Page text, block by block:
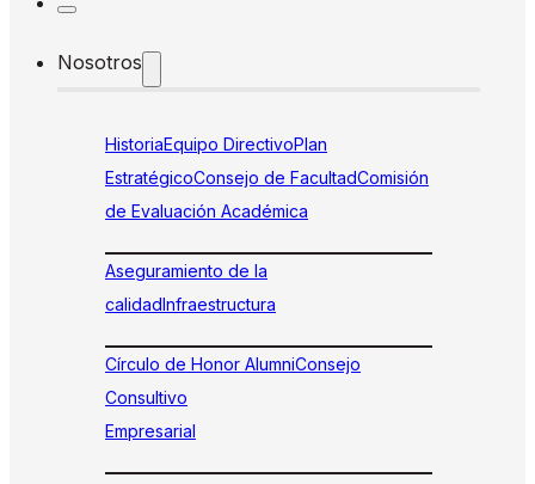
Nosotros
HistoriaEquipo DirectivoPlan
EstratégicoConsejo de FacultadComisión
de Evaluación Académica
Aseguramiento de la
calidadInfraestructura
Círculo de Honor AlumniConsejo
Consultivo
Empresarial